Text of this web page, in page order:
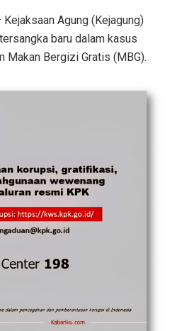
Kejaksaan Agung (Kejagung)
baru dalam kasus
Makan Bergizi Gratis (MBG).